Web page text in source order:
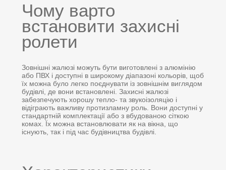
Чому варто
встановити захисні
ролети
Зовнішні жалюзі можуть бути виготовлені з алюмінію
або ПВХ і доступні в широкому діапазоні кольорів, щоб
їх можна було легко поєднувати із зовнішнім виглядом
будівлі, де вони встановлені. Захисні жалюзі
забезпечують хорошу тепло- та звукоізоляцію і
відіграють важливу протизламну роль. Вони доступні у
стандартній комплектації або з вбудованою сіткою
комах. Їх можна встановлювати як на вікна, що
існують, так і під час будівництва будівлі.